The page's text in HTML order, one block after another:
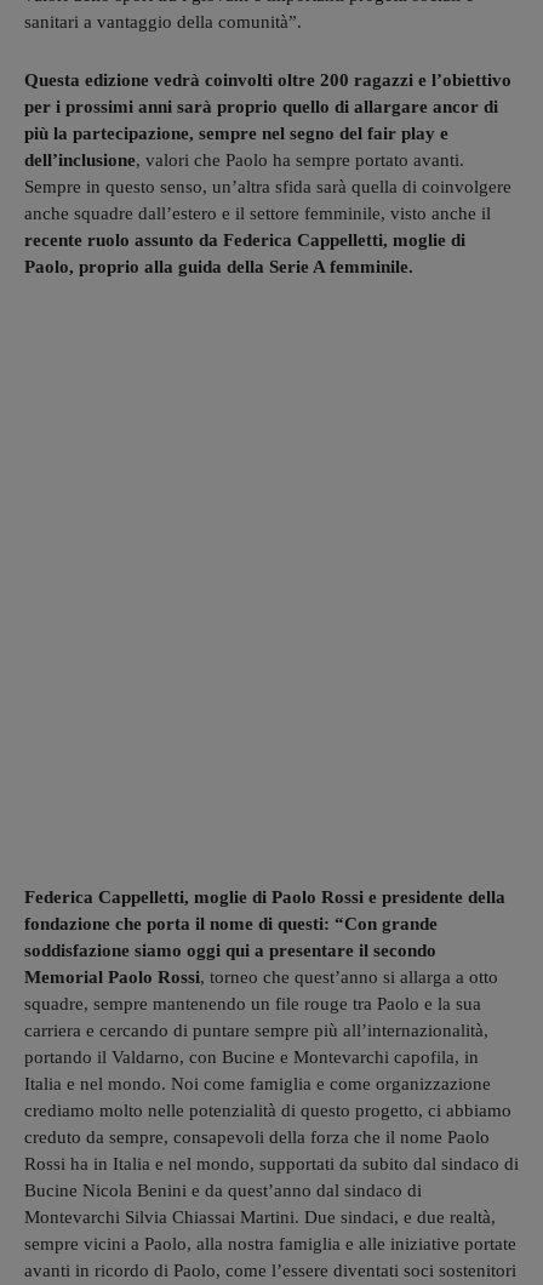
sanitari a vantaggio della comunità”.
Questa edizione vedrà coinvolti oltre 200 ragazzi e l’obiettivo
per i prossimi anni sarà proprio quello di allargare ancor di
più la partecipazione, sempre nel segno del fair play e
dell’inclusione, valori che Paolo ha sempre portato avanti.
Sempre in questo senso, un’altra sfida sarà quella di coinvolgere
anche squadre dall’estero e il settore femminile, visto anche il
recente ruolo assunto da Federica Cappelletti, moglie di
Paolo, proprio alla guida della Serie A femminile.
Federica Cappelletti, moglie di Paolo Rossi e presidente della
fondazione che porta il nome di questi: “Con grande
soddisfazione siamo oggi qui a presentare il secondo
Memorial Paolo Rossi, torneo che quest’anno si allarga a otto
squadre, sempre mantenendo un file rouge tra Paolo e la sua
carriera e cercando di puntare sempre più all’internazionalità,
portando il Valdarno, con Bucine e Montevarchi capofila, in
Italia e nel mondo. Noi come famiglia e come organizzazione
crediamo molto nelle potenzialità di questo progetto, ci abbiamo
creduto da sempre, consapevoli della forza che il nome Paolo
Rossi ha in Italia e nel mondo, supportati da subito dal sindaco di
Bucine Nicola Benini e da quest’anno dal sindaco di
Montevarchi Silvia Chiassai Martini. Due sindaci, e due realtà,
sempre vicini a Paolo, alla nostra famiglia e alle iniziative portate
avanti in ricordo di Paolo, come l’essere diventati soci sostenitori